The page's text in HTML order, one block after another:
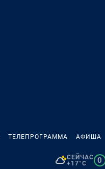
ТЕЛЕПРОГРАММА АФИША
СЕЙЧАС
+17°C
0